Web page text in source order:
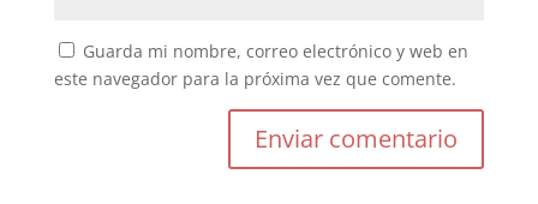
Guarda mi nombre, correo electrónico y web en
este navegador para la próxima vez que comente.